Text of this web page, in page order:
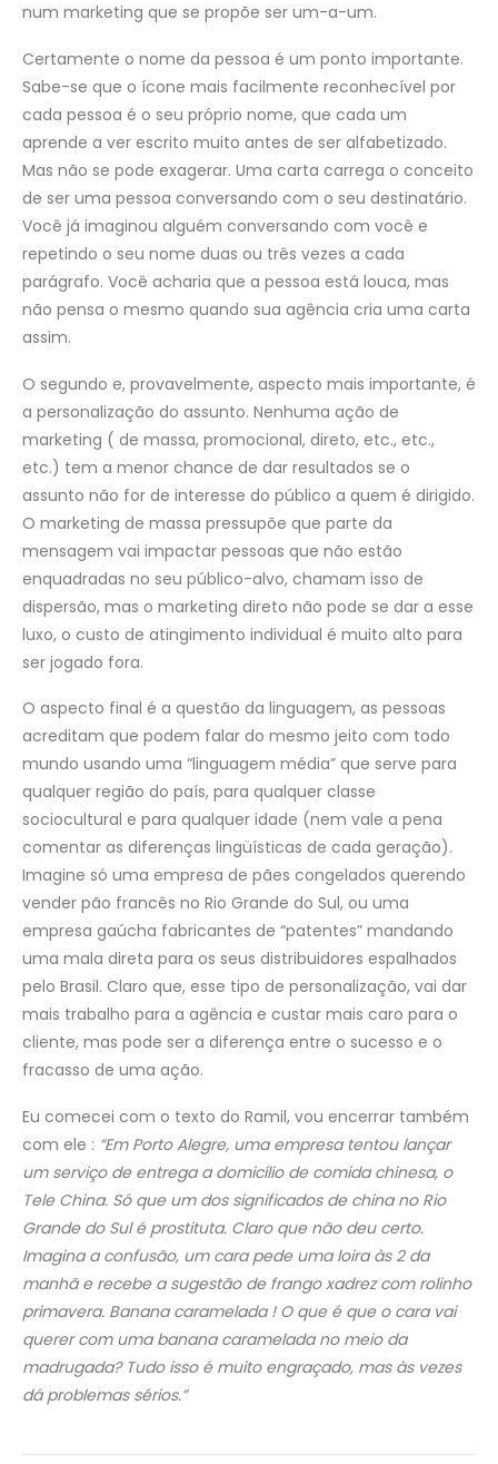
num marketing que se propõe ser um-a-um.
Certamente o nome da pessoa é um ponto importante.
Sabe-se que o ícone mais facilmente reconhecível por
cada pessoa é o seu próprio nome, que cada um
aprende a ver escrito muito antes de ser alfabetizado.
Mas não se pode exagerar. Uma carta carrega o conceito
de ser uma pessoa conversando com o seu destinatário.
Você já imaginou alguém conversando com você e
repetindo o seu nome duas ou três vezes a cada
parágrafo. Você acharia que a pessoa está louca, mas
não pensa o mesmo quando sua agência cria uma carta
assim.
O segundo e, provavelmente, aspecto mais importante, é
a personalização do assunto. Nenhuma ação de
marketing ( de massa, promocional, direto, etc., etc.,
etc.) tem a menor chance de dar resultados se o
assunto não for de interesse do público a quem é dirigido.
O marketing de massa pressupõe que parte da
mensagem vai impactar pessoas que não estão
enquadradas no seu público-alvo, chamam isso de
dispersão, mas o marketing direto não pode se dar a esse
luxo, o custo de atingimento individual é muito alto para
ser jogado fora.
O aspecto final é a questão da linguagem, as pessoas
acreditam que podem falar do mesmo jeito com todo
mundo usando uma “linguagem média” que serve para
qualquer região do país, para qualquer classe
sociocultural e para qualquer idade (nem vale a pena
comentar as diferenças lingüísticas de cada geração).
Imagine só uma empresa de pães congelados querendo
vender pão francês no Rio Grande do Sul, ou uma
empresa gaúcha fabricantes de “patentes” mandando
uma mala direta para os seus distribuidores espalhados
pelo Brasil. Claro que, esse tipo de personalização, vai dar
mais trabalho para a agência e custar mais caro para o
cliente, mas pode ser a diferença entre o sucesso e o
fracasso de uma ação.
Eu comecei com o texto do Ramil, vou encerrar também
com ele : “Em Porto Alegre, uma empresa tentou lançar
um serviço de entrega a domicílio de comida chinesa, o
Tele China. Só que um dos significados de china no Rio
Grande do Sul é prostituta. Claro que não deu certo.
Imagina a confusão, um cara pede uma loira às 2 da
manhã e recebe a sugestão de frango xadrez com rolinho
primavera. Banana caramelada ! O que é que o cara vai
querer com uma banana caramelada no meio da
madrugada? Tudo isso é muito engraçado, mas às vezes
dá problemas sérios.”